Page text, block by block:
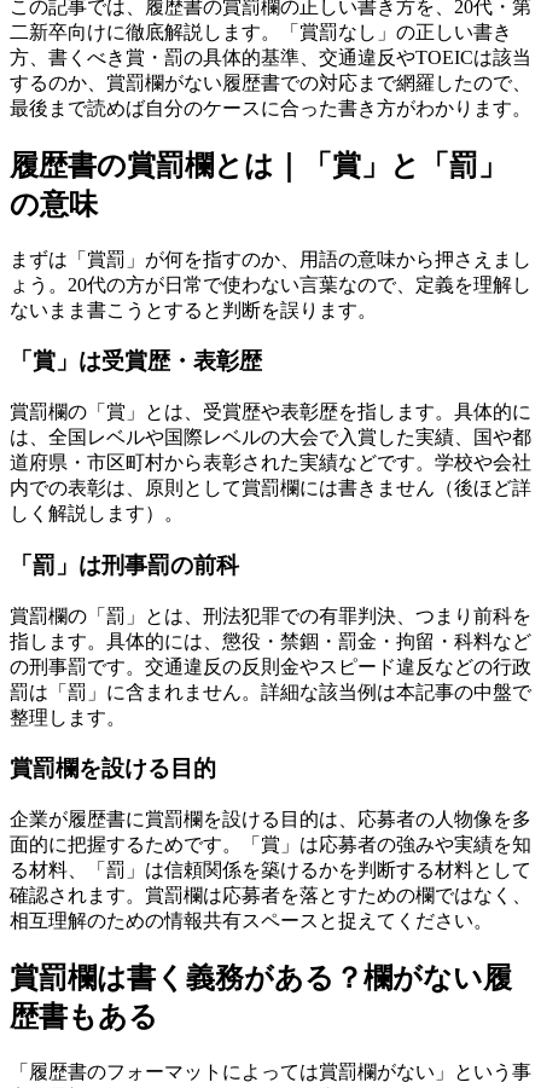
この記事では、履歴書の賞罰欄の正しい書き方を、20代・第
二新卒向けに徹底解説します。「賞罰なし」の正しい書き
方、書くべき賞・罰の具体的基準、交通違反やTOEICは該当
するのか、賞罰欄がない履歴書での対応まで網羅したので、
最後まで読めば自分のケースに合った書き方がわかります。
履歴書の賞罰欄とは｜「賞」と「罰」
の意味
まずは「賞罰」が何を指すのか、用語の意味から押さえまし
ょう。20代の方が日常で使わない言葉なので、定義を理解し
ないまま書こうとすると判断を誤ります。
「賞」は受賞歴・表彰歴
賞罰欄の「賞」とは、受賞歴や表彰歴を指します。具体的に
は、全国レベルや国際レベルの大会で入賞した実績、国や都
道府県・市区町村から表彰された実績などです。学校や会社
内での表彰は、原則として賞罰欄には書きません（後ほど詳
しく解説します）。
「罰」は刑事罰の前科
賞罰欄の「罰」とは、刑法犯罪での有罪判決、つまり前科を
指します。具体的には、懲役・禁錮・罰金・拘留・科料など
の刑事罰です。交通違反の反則金やスピード違反などの行政
罰は「罰」に含まれません。詳細な該当例は本記事の中盤で
整理します。
賞罰欄を設ける目的
企業が履歴書に賞罰欄を設ける目的は、応募者の人物像を多
面的に把握するためです。「賞」は応募者の強みや実績を知
る材料、「罰」は信頼関係を築けるかを判断する材料として
確認されます。賞罰欄は応募者を落とすための欄ではなく、
相互理解のための情報共有スペースと捉えてください。
賞罰欄は書く義務がある？欄がない履
歴書もある
「履歴書のフォーマットによっては賞罰欄がない」という事